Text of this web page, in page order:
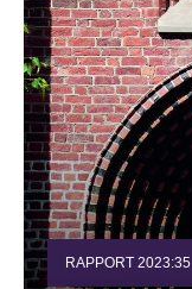
RAPPORT 2023:35